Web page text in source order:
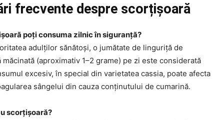
frecvente despre scorțișoară
poți consuma zilnic în siguranță?
adulților sănătoși, o jumătate de linguriță de
(aproximativ 1–2 grame) pe zi este considerată
excesiv, în special din varietatea cassia, poate afecta
sângelui din cauza conținutului de cumarină.
scorțișoară?